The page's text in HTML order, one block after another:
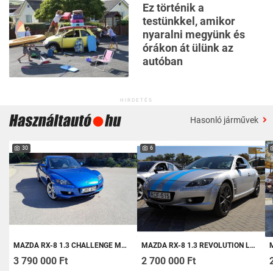
Ez történik a
testünkkel, amikor
nyaralni megyünk és
órákon át ülünk az
autóban
HIRDETÉS
Hasonló járművek
30
MAZDA RX-8 1.3 CHALLENGE MAGYAR 1 TULAJ VALÓS 55 E KM!
3 790 000 Ft
6
MAZDA RX-8 1.3 REVOLUTION LEATHER
2 700 000 Ft